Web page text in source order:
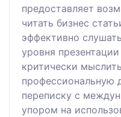
предоставляет
читать бизнес
эффективно
уровня
критически
профессиональную
переписку с
упором на